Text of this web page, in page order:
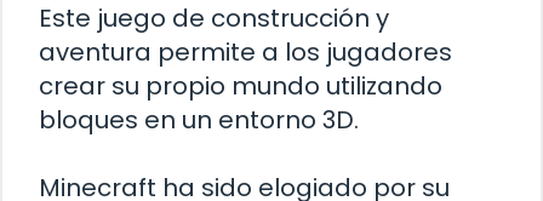
Este juego de construcción y
aventura permite a los jugadores
crear su propio mundo utilizando
bloques en un entorno 3D.
Minecraft ha sido elogiado por su